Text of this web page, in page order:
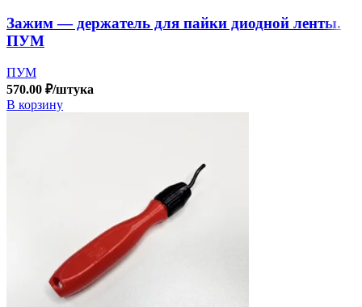
Зажим — держатель для пайки диодной ленты.
ПУМ
ПУМ
570.00 ₽/штука
В корзину